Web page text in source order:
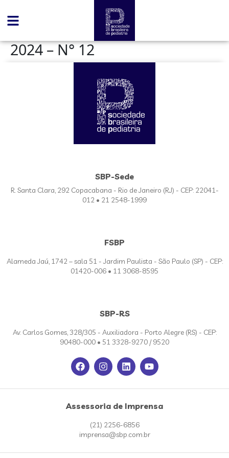
2024 – N° 12
SBP-Sede
R. Santa Clara, 292 Copacabana - Rio de Janeiro (RJ) - CEP: 22041-
012 • 21 2548-1999
FSBP
Alameda Jaú, 1742 – sala 51 - Jardim Paulista - São Paulo (SP) - CEP:
01420-006 • 11 3068-8595
SBP-RS
Av. Carlos Gomes, 328/305 - Auxiliadora - Porto Alegre (RS) - CEP:
90480-000 • 51 3328-9270 / 9520
Assessoria de Imprensa
(21) 2256-6856
imprensa@sbp.com.br